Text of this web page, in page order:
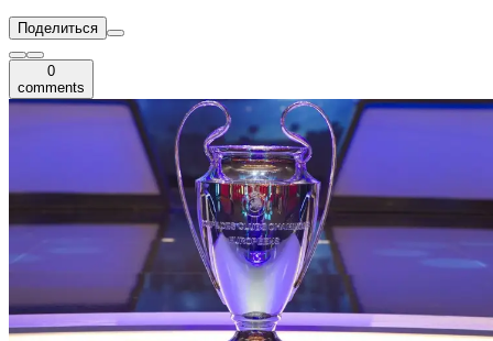
Поделиться
0
comments